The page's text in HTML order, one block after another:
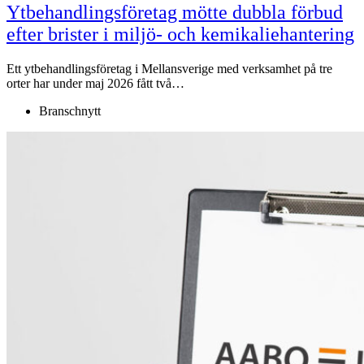
Ytbehandlingsföretag mötte dubbla förbud
efter brister i miljö- och kemikaliehantering
Ett ytbehandlingsföretag i Mellansverige med verksamhet på tre
orter har under maj 2026 fått två…
Branschnytt